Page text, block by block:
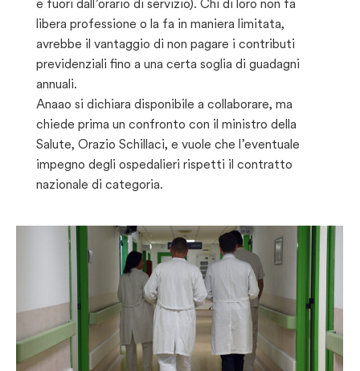
e fuori dall’orario di servizio). Chi di loro non fa
libera professione o la fa in maniera limitata,
avrebbe il vantaggio di non pagare i contributi
previdenziali fino a una certa soglia di guadagni
annuali.
Anaao si dichiara disponibile a collaborare, ma
chiede prima un confronto con il ministro della
Salute, Orazio Schillaci, e vuole che l’eventuale
impegno degli ospedalieri rispetti il contratto
nazionale di categoria.